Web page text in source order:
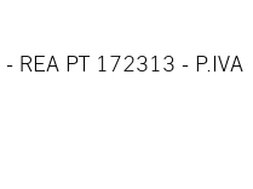
- REA PT 172313 - P.IVA